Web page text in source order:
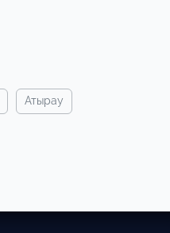
атырау